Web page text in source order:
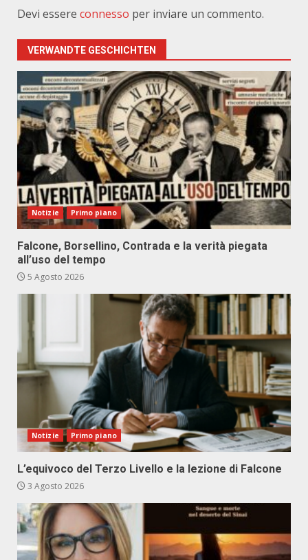
Devi essere connesso per inviare un commento.
VERWANDTE GESCHICHTEN
Notizie Primo piano
Falcone, Borsellino, Contrada e la verità piegata
all’uso del tempo
5 Agosto 2026
Notizie Primo piano
L’equivoco del Terzo Livello e la lezione di Falcone
3 Agosto 2026